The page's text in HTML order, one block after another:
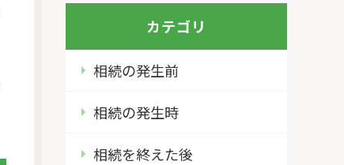
カテゴリ
相続の発生前
相続の発生時
相続を終えた後